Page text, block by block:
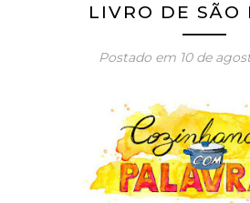
LIVRO DE SÃO
Postado em 10 de